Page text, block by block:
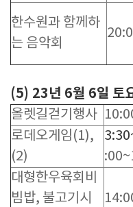
한수원과 함께하
는 음악회
(5) 23년 6월 6일 토
올렛길걷기행사
로데오게임(1),
(2)
대형한우육회비
빔밥, 불고기시